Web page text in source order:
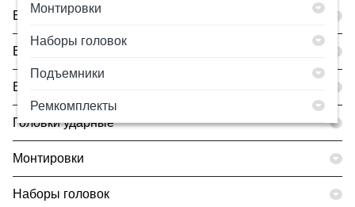
Монтировки
Наборы головок
Подъемники
Ремкомплекты
Борторасширители
Все товары
Вулканизаторы
Головки ударные
Монтировки
Наборы головок